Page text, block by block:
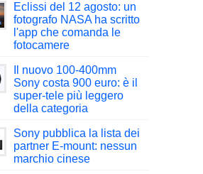
Eclissi del 12 agosto: un
fotografo NASA ha scritto
l'app che comanda le
fotocamere
Il nuovo 100-400mm
Sony costa 900 euro: è il
super-tele più leggero
della categoria
Sony pubblica la lista dei
partner E-mount: nessun
marchio cinese